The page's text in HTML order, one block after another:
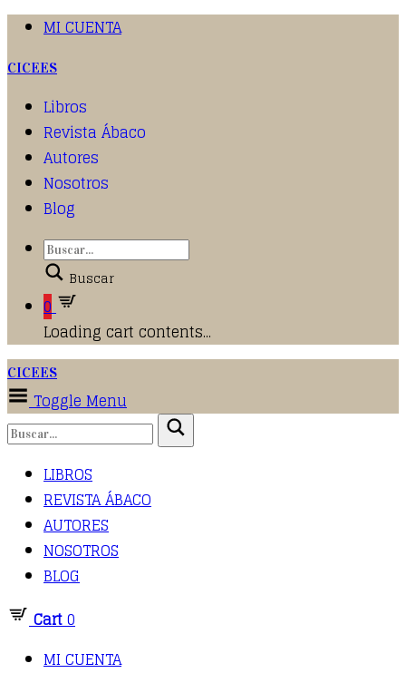
MI CUENTA
CICEES
Libros
Revista Ábaco
Autores
Nosotros
Blog
Buscar
0
Loading cart contents...
CICEES
Toggle Menu
LIBROS
REVISTA ÁBACO
AUTORES
NOSOTROS
BLOG
Cart0
MI CUENTA